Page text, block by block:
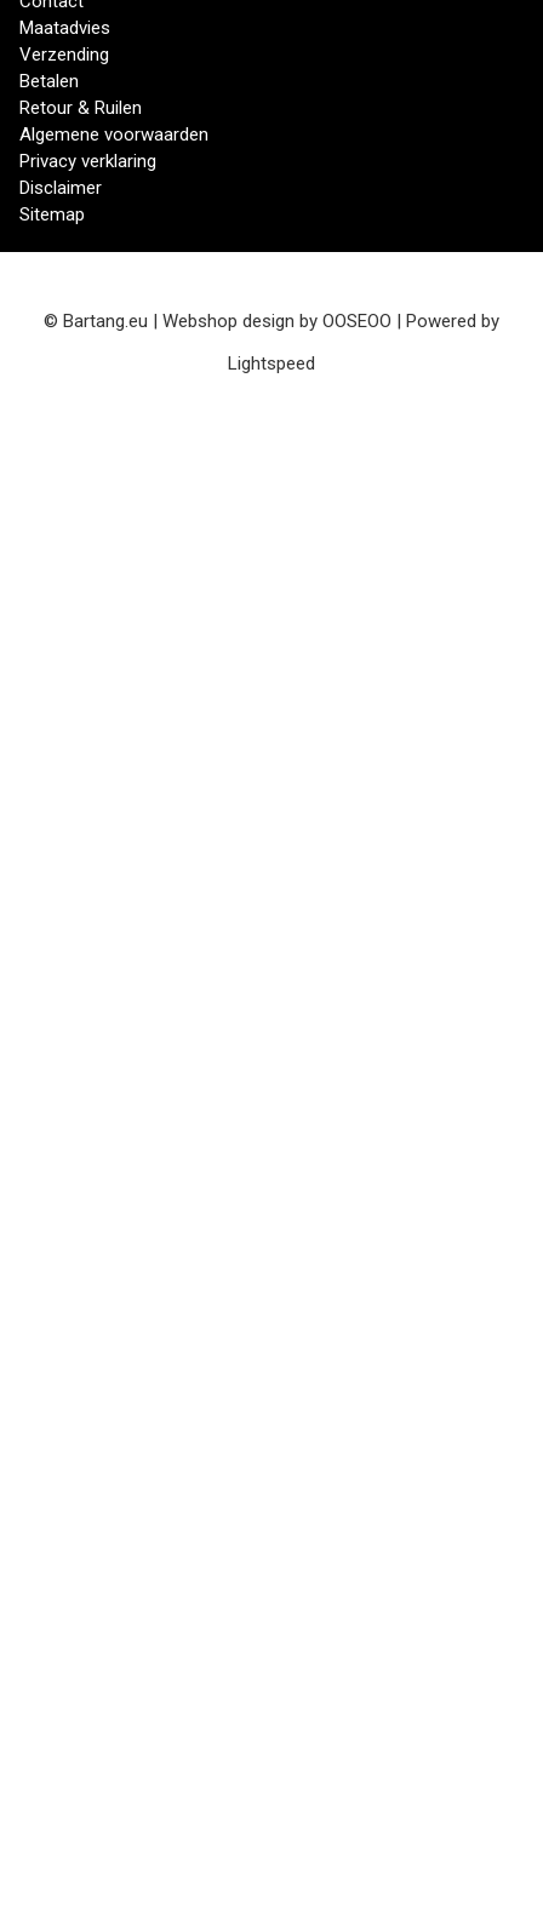
Maatadvies
Verzending
Betalen
Retour & Ruilen
Algemene voorwaarden
Privacy verklaring
Disclaimer
Sitemap
© Bartang.eu | Webshop design by OOSEOO | Powered by
Lightspeed